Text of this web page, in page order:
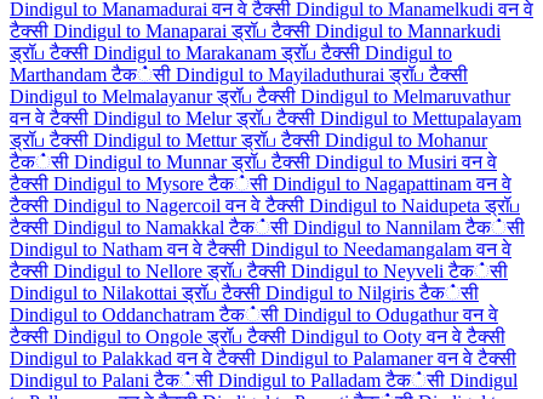
Dindigul to Manamadurai वन वे टैक्सी Dindigul to Manamelkudi वन वे
टैक्सी Dindigul to Manaparai ड्रॉப टैक्सी Dindigul to Mannarkudi
ड्रॉப टैक्सी Dindigul to Marakanam ड्रॉப टैक्सी Dindigul to
Marthandam टैक்सी Dindigul to Mayiladuthurai ड्रॉப टैक्सी
Dindigul to Melmalayanur ड्रॉப टैक्सी Dindigul to Melmaruvathur
वन वे टैक्सी Dindigul to Melur ड्रॉப टैक्सी Dindigul to Mettupalayam
ड्रॉப टैक्सी Dindigul to Mettur ड्रॉப टैक्सी Dindigul to Mohanur
टैक்सी Dindigul to Munnar ड्रॉப टैक्सी Dindigul to Musiri वन वे
टैक्सी Dindigul to Mysore टैक்सी Dindigul to Nagapattinam वन वे
टैक्सी Dindigul to Nagercoil वन वे टैक्सी Dindigul to Naidupeta ड्रॉப
टैक्सी Dindigul to Namakkal टैक்सी Dindigul to Nannilam टैक்सी
Dindigul to Natham वन वे टैक्सी Dindigul to Needamangalam वन वे
टैक्सी Dindigul to Nellore ड्रॉப टैक्सी Dindigul to Neyveli टैक்सी
Dindigul to Nilakottai ड्रॉப टैक्सी Dindigul to Nilgiris टैक்सी
Dindigul to Oddanchatram टैक்सी Dindigul to Odugathur वन वे
टैक्सी Dindigul to Ongole ड्रॉப टैक्सी Dindigul to Ooty वन वे टैक्सी
Dindigul to Palakkad वन वे टैक्सी Dindigul to Palamaner वन वे टैक्सी
Dindigul to Palani टैक்सी Dindigul to Palladam टैक்सी Dindigul